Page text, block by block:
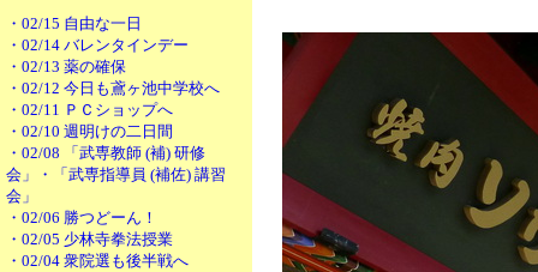
・02/15 自由な一日
・02/14 バレンタインデー
・02/13 薬の確保
・02/12 今日も鳶ヶ池中学校へ
・02/11 ＰＣショップへ
・02/10 週明けの二日間
・02/08 「武専教師 (補) 研修
会」・「武専指導員 (補佐) 講習
会」
・02/06 勝つどーん！
・02/05 少林寺拳法授業
・02/04 衆院選も後半戦へ